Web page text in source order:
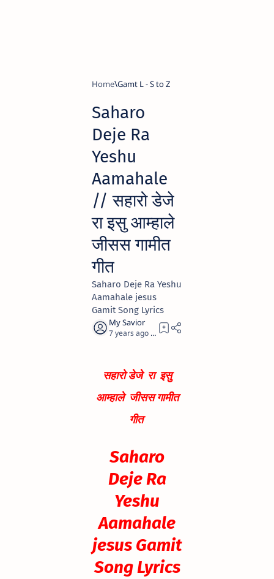
Home Gamt L - S to Z
Saharo
Deje Ra
Yeshu
Aamahale
// सहारो डेजे
रा इसु आम्हाले
जीसस गामीत
गीत
Saharo Deje Ra Yeshu
Aamahale jesus
Gamit Song Lyrics
7 years ago 1
सहारो डेजे रा इसु
आम्हाले जीसस गामीत
गीत
Saharo
Deje Ra
Yeshu
Aamahale
jesus Gamit
Song Lyrics